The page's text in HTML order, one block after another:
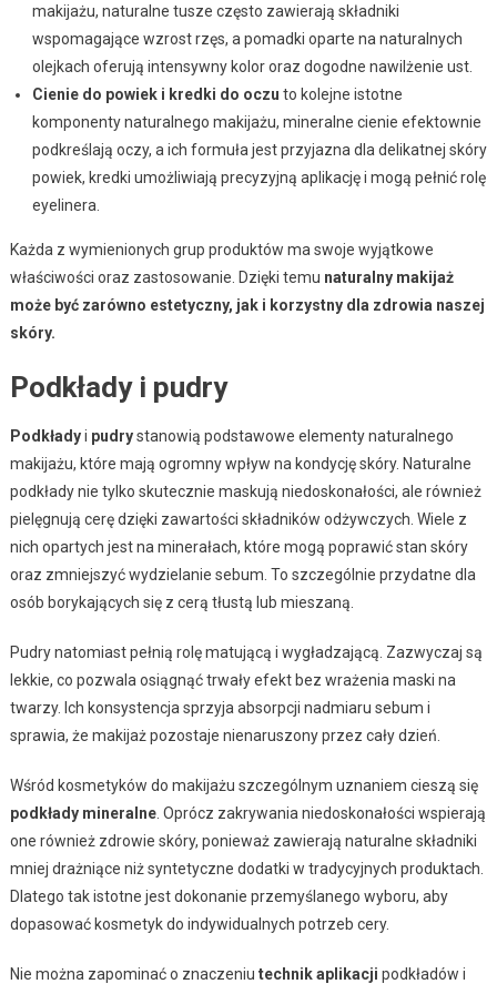
makijażu, naturalne tusze często zawierają składniki
wspomagające wzrost rzęs, a pomadki oparte na naturalnych
olejkach oferują intensywny kolor oraz dogodne nawilżenie ust.
Cienie do powiek i kredki do oczu to kolejne istotne
komponenty naturalnego makijażu, mineralne cienie efektownie
podkreślają oczy, a ich formuła jest przyjazna dla delikatnej skóry
powiek, kredki umożliwiają precyzyjną aplikację i mogą pełnić rolę
eyelinera.
Każda z wymienionych grup produktów ma swoje wyjątkowe
właściwości oraz zastosowanie. Dzięki temu naturalny makijaż
może być zarówno estetyczny, jak i korzystny dla zdrowia naszej
skóry.
Podkłady i pudry
Podkładyi pudrystanowią podstawowe elementy naturalnego
makijażu, które mają ogromny wpływ na kondycję skóry. Naturalne
podkłady nie tylko skutecznie maskują niedoskonałości, ale również
pielęgnują cerę dzięki zawartości składników odżywczych. Wiele z
nich opartych jest na minerałach, które mogą poprawić stan skóry
oraz zmniejszyć wydzielanie sebum. To szczególnie przydatne dla
osób borykających się z cerą tłustą lub mieszaną.
Pudry natomiast pełnią rolę matującą i wygładzającą. Zazwyczaj są
lekkie, co pozwala osiągnąć trwały efekt bez wrażenia maski na
twarzy. Ich konsystencja sprzyja absorpcji nadmiaru sebum i
sprawia, że makijaż pozostaje nienaruszony przez cały dzień.
Wśród kosmetyków do makijażu szczególnym uznaniem cieszą się
podkłady mineralne. Oprócz zakrywania niedoskonałości wspierają
one również zdrowie skóry, ponieważ zawierają naturalne składniki
mniej drażniące niż syntetyczne dodatki w tradycyjnych produktach.
Dlatego tak istotne jest dokonanie przemyślanego wyboru, aby
dopasować kosmetyk do indywidualnych potrzeb cery.
Nie można zapominać o znaczeniu technik aplikacji podkładów i